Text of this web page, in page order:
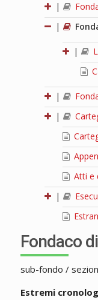
|
|
|
|
|
Atti e
|
Fondaco
sub-fondo /
Estremi